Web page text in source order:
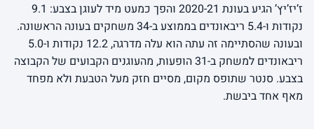
ז’יז’יץ’ הגיע בעונת 2020-21 והפך כמעט מיד לעוגן בצבע: 9.1
נקודות ו-5.4 ריבאונדים בממוצע ב-34 משחקים בעונה הראשונה.
ובעונה שהסתיימה זה עתה הוא עלה מדרגה, 12.2 נקודות ו-5.0
ריבאונדים למשחק ב-31 הופעות, מהעוגנים הקבועים של הקבוצה
בצבע. סנטר שתופס מקום, מסיים חזק מעל הטבעת ולא מפחד
מאף אחד ביבשת.